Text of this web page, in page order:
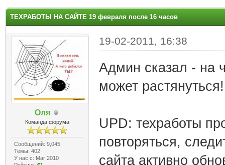
ТЕХРАБОТЫ НА САЙТЕ 19 февраля после 16 часов
Оля
Команда форума
Сообщений: 9,045
Темы: 402
У нас с: Mar 2010
19-02-2011, 16:38
Админ сказал - на
может
UPD: техработы
повторяться,
сайта активно